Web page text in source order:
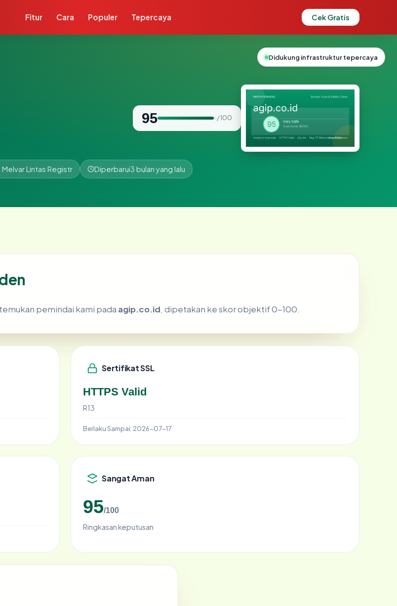
Fitur Cara Populer Tepercaya Cek Gratis
95 / 100
Melvar Lintas Registr Diperbarui3 bulan yang lalu
pemindai kami pada agip.co.id, dipetakan ke skor objektif 0-100.
Sertifikat SSL
HTTPS Valid
R13
Berlaku Sampai: 2026-07-17
Sangat Aman
95/100
Ringkasan keputusan
Didukung infrastruktur tepercaya